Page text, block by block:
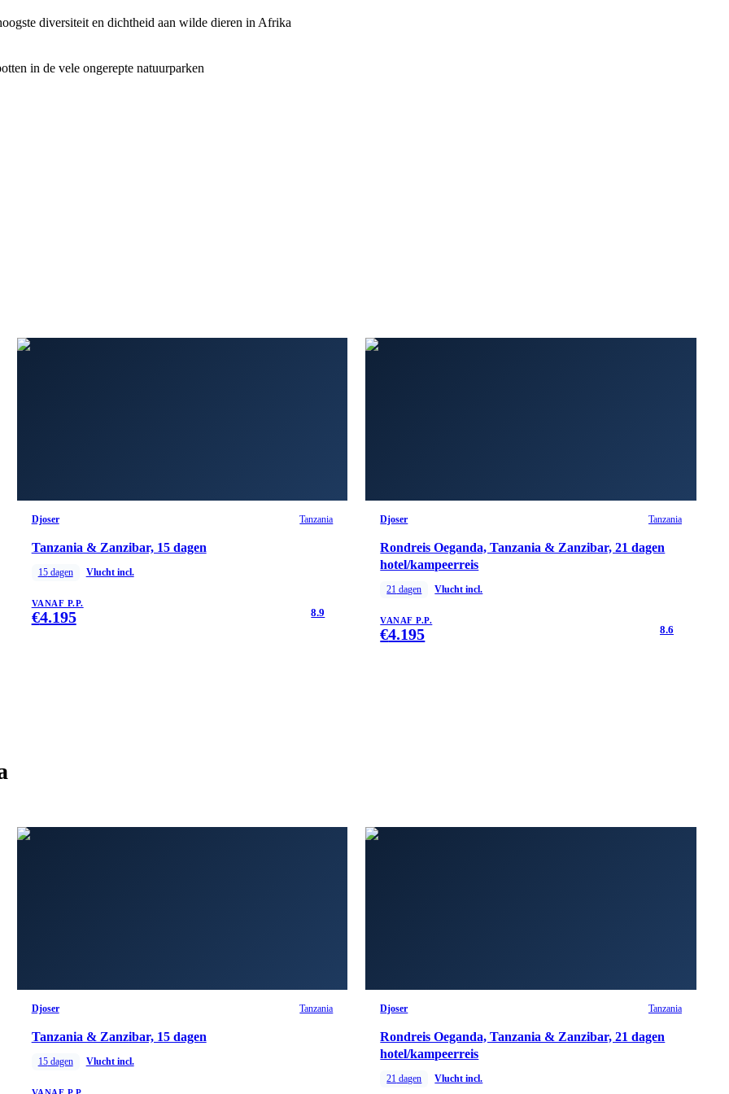
diversiteit en dichtheid aan wilde dieren in Afrika
in de vele ongerepte natuurparken
Djoser Tanzania
Tanzania & Zanzibar, 15 dagen
15dagen Vlucht incl.
VANAF P.P.
€4.195 8.9
Djoser Tanzania
Rondreis Oeganda, Tanzania & Zanzibar, 21 dagen
hotel/kampeerreis
21 dagen Vlucht incl.
VANAF P.P.
€4.195 8.6
Djoser Tanzania
Tanzania & Zanzibar, 15 dagen
15dagen Vlucht incl.
Djoser Tanzania
Rondreis Oeganda, Tanzania & Zanzibar, 21 dagen
hotel/kampeerreis
21 dagen Vlucht incl.